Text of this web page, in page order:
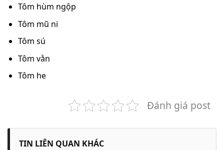
Tôm hùm ngộp
Tôm mũ ni
Tôm sú
Tôm vằn
Tôm he
Đánh giá post
TIN LIÊN QUAN KHÁC